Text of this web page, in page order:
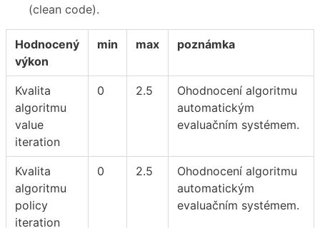
(clean code).
Hodnocený
výkon
min max poznámka
Kvalita
algoritmu
value
iteration
0 2.5
Ohodnocení algoritmu
automatickým
evaluačním systémem.
Kvalita
algoritmu
policy
iteration
0 2.5
Ohodnocení algoritmu
automatickým
evaluačním systémem.